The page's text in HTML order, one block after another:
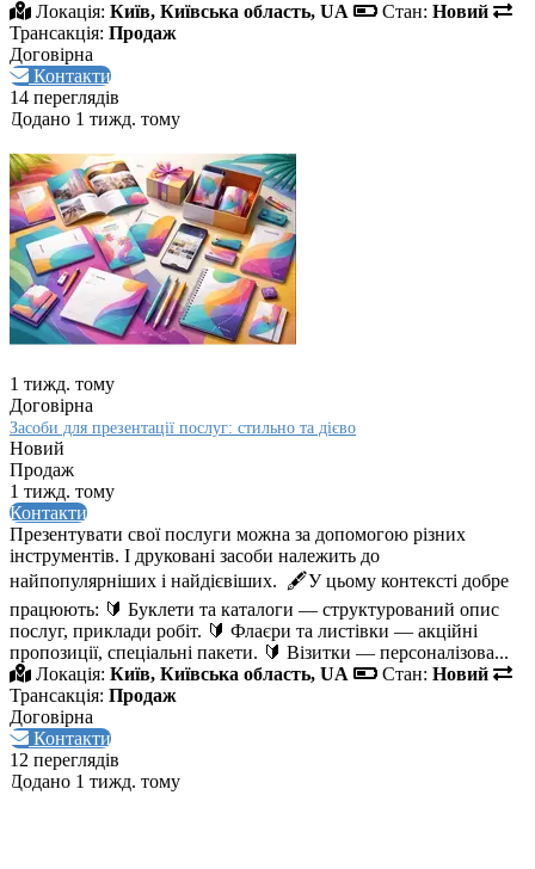
Локація: Київ, Київська область, UA Стан: Новий
Трансакція: Продаж
Договірна
Контакти
14 переглядів
Додано 1 тижд. тому
1 тижд. тому
Договірна
Засоби для презентації послуг: стильно та дієво
Новий
Продаж
1 тижд. тому
Контакти
Презентувати свої послуги можна за допомогою різних
інструментів. І друковані засоби належить до
найпопулярніших і найдієвіших. 🖋️У цьому контексті добре
працюють: 🔰 Буклети та каталоги — структурований опис
послуг, приклади робіт. 🔰 Флаєри та листівки — акційні
пропозиції, спеціальні пакети. 🔰 Візитки — персоналізова...
Локація: Київ, Київська область, UA Стан: Новий
Трансакція: Продаж
Договірна
Контакти
12 переглядів
Додано 1 тижд. тому